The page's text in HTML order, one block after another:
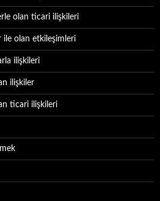
olan ticari ilişkileri
olan etkileşimleri
ilişkileri
ilişkiler
ticari ilişkileri